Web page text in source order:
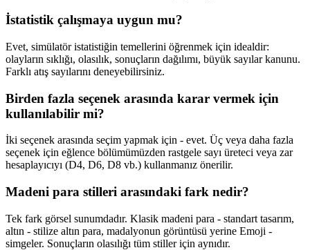
İstatistik çalışmaya uygun mu?
Evet, simülatör istatistiğin temellerini öğrenmek için idealdir:
olayların sıklığı, olasılık, sonuçların dağılımı, büyük sayılar kanunu.
Farklı atış sayılarını deneyebilirsiniz.
Birden fazla seçenek arasında karar vermek için
kullanılabilir mi?
İki seçenek arasında seçim yapmak için - evet. Üç veya daha fazla
seçenek için eğlence bölümümüzden rastgele sayı üreteci veya zar
hesaplayıcıyı (D4, D6, D8 vb.) kullanmanız önerilir.
Madeni para stilleri arasındaki fark nedir?
Tek fark görsel sunumdadır. Klasik madeni para - standart tasarım,
altın - stilize altın para, madalyonun görüntüsü yerine Emoji -
simgeler. Sonuçların olasılığı tüm stiller için aynıdır.